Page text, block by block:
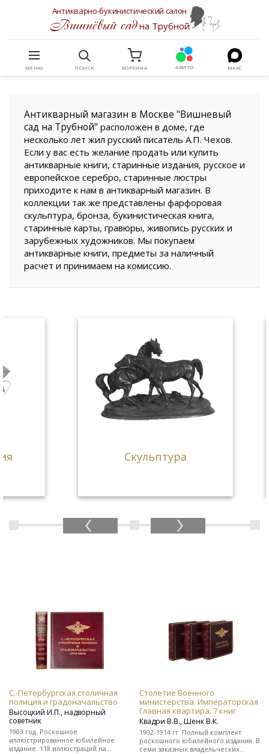
Антикварно-букинистический салон
Вишнёвый садна Трубной
МЕНЮ ПОИСК КОРЗИНА АВИТО МАКС
Антикварный магазин в Москве "Вишневый
сад на Трубной" расположен в доме, где
несколько лет жил русский писатель А.П. Чехов.
Если у вас есть желание продать или купить
антикварные книги, старинные издания, русское и
европейское серебро, старинные люстры
приходите к нам в антикварный магазин. В
коллекции так же представлены фарфоровая
скульптура, бронза, букинистическая книга,
старинные карты, гравюры, живопись русских и
зарубежных художников. Мы покупаем
антикварные книги, предметы за наличный
расчет и принимаем на комиссию.
Скульптура
С.-Петербургская столичная
полиция и градоначальство
Высоцкий И.П., надворный
советник
1903 год. Роскошное
иллюстрированное юбилейное
издание. 118 иллюстраций на
Столетие Военного
министерства. Императорская
Главная квартира. 7 книг
Квадри В.В., Шенк В.К.
1902-1914 гг. Полный комплект
роскошного юбилейного издания. В
семи заказных владельческих